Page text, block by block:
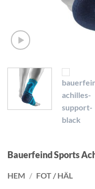
Bauerfeind Sports
HEM / FOT / HÄL